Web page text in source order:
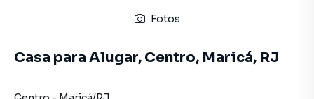
Fotos
Casa para Alugar, Centro, Maricá, RJ